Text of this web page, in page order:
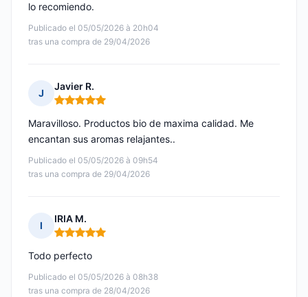
Publicado el 05/05/2026 à 20h04
tras una compra de 29/04/2026
lo recomiendo.
J
Javier R.
Nota: 5 de 5
Publicado el 05/05/2026 à 09h54
tras una compra de 29/04/2026
Maravilloso. Productos bio de maxima calidad. Me
encantan sus aromas relajantes..
I
IRIA M.
Nota: 5 de 5
Publicado el 05/05/2026 à 08h38
tras una compra de 28/04/2026
Todo perfecto